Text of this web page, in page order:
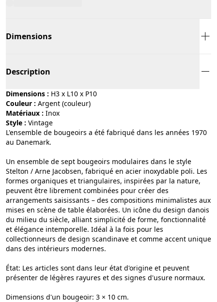
Dimensions
Description
Dimensions : H3 x L10 x P10
Couleur :
argent (couleur)
Matériaux : inox
Style :
vintage
L'ensemble de bougeoirs a été fabriqué dans les années 1970
au Danemark.
Un ensemble de sept bougeoirs modulaires dans le style
Stelton / Arne Jacobsen, fabriqué en acier inoxydable poli. Les
formes organiques et triangulaires, inspirées par la nature,
peuvent être librement combinées pour créer des
arrangements saisissants – des compositions minimalistes aux
mises en scène de table élaborées. Un icône du design danois
du milieu du siècle, alliant simplicité de forme, fonctionnalité
et élégance intemporelle. Idéal à la fois pour les
collectionneurs de design scandinave et comme accent unique
dans des intérieurs modernes.
État: Les articles sont dans leur état d'origine et peuvent
présenter de légères rayures et des signes d'usure normaux.
Dimensions d'un bougeoir: 3 × 10 cm.